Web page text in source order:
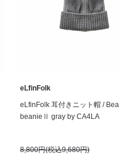
eLfinFolk
eLfinFolk 耳付きニット帽 /
beanieⅡ gray by CA4LA
8,800円(税込9,680円)